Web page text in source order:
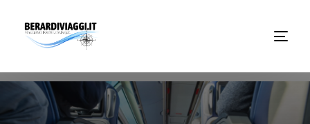
Chi Siamo